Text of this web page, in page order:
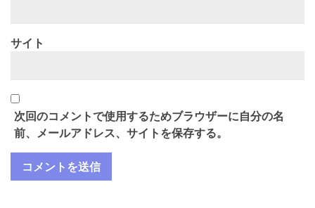
サイト
次回のコメントで使用するためブラウザーに自分の名
前、メールアドレス、サイトを保存する。